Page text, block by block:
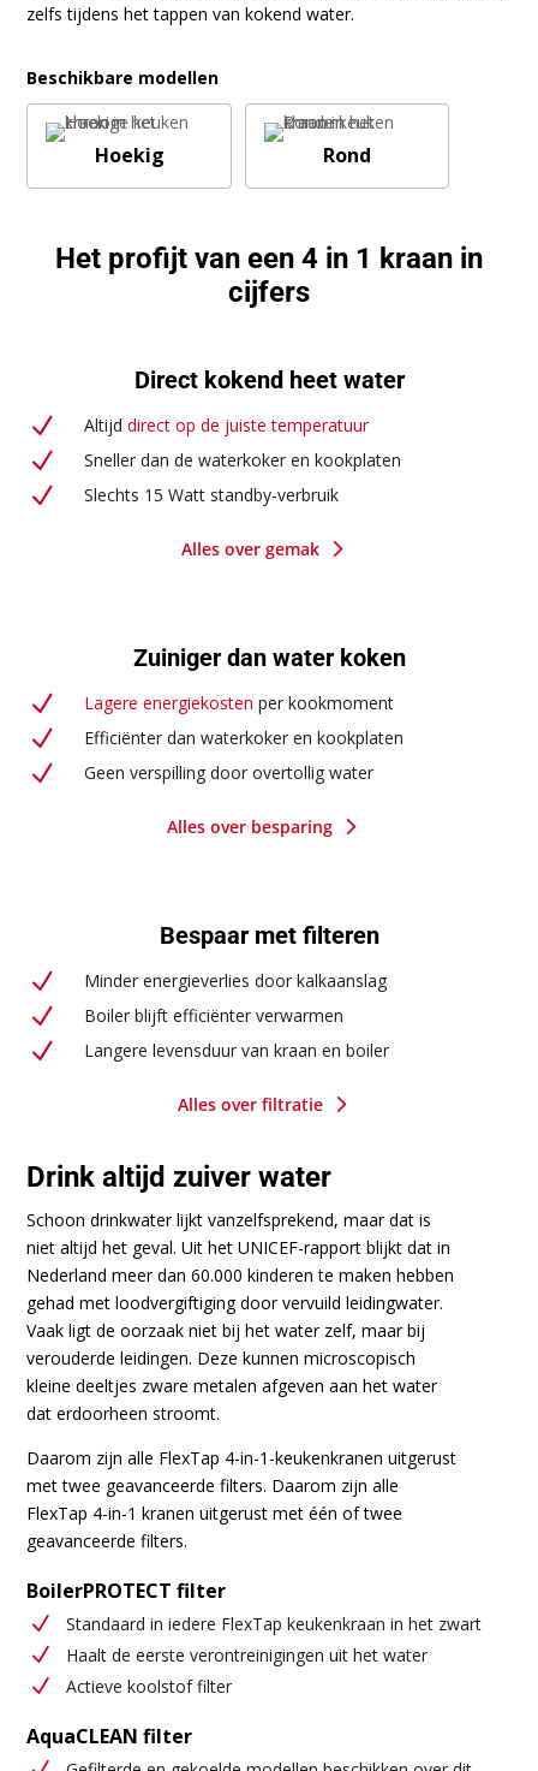
zelfs tijdens het tappen van kokend water.
Beschikbare modellen
Hoekig Rond
Het profijt van een 4 in 1 kraan in
cijfers
Direct kokend heet water
N Altijd direct op de juiste temperatuur
N Sneller dan de waterkoker en kookplaten
N Slechts 15 Watt standby-verbruik
5
Alles over gemak
Zuiniger dan water koken
N Lagere energiekosten per kookmoment
N Efficiënter dan waterkoker en kookplaten
N Geen verspilling door overtollig water
5
Alles over besparing
Bespaar met filteren
N Minder energieverlies door kalkaanslag
N Boiler blijft efficiënter verwarmen
N Langere levensduur van kraan en boiler
5
Alles over filtratie
Drink altijd zuiver water
Schoon drinkwater lijkt vanzelfsprekend, maar dat is
niet altijd het geval. Uit het UNICEF-rapportblijkt dat in
Nederland meer dan 60.000 kinderen te maken hebben
gehad met loodvergiftiging door vervuild leidingwater.
Vaak ligt de oorzaak niet bij het water zelf, maar bij
verouderde leidingen. Deze kunnen microscopisch
kleine deeltjes zware metalen afgeven aan het water
dat erdoorheen stroomt.
Daarom zijn alle FlexTap 4-in-1-keukenkranen uitgerust
met twee geavanceerde filters. Daarom zijn alle
FlexTap 4-in-1 kranen uitgerust met één of twee
geavanceerde filters.
BoilerPROTECT filter
N Standaard in iedere FlexTap keukenkraan in het zwart
N Haalt de eerste verontreinigingen uit het water
N Actieve koolstof filter
AquaCLEAN filter